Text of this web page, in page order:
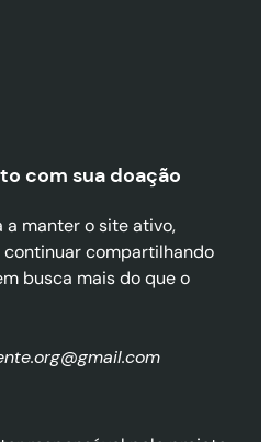
com sua doação
a manter o site ativo,
compartilhando
busca mais do que o